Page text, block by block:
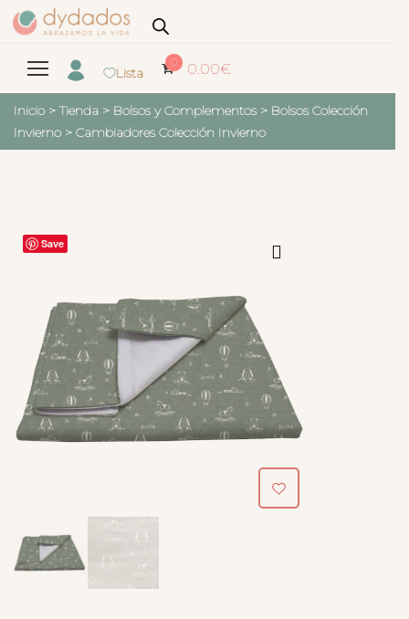
Lista
0 0.00€
Inicio > Tienda > Bolsos y Complementos > Bolsos Colección
Invierno > Cambiadores Colección Invierno
Save